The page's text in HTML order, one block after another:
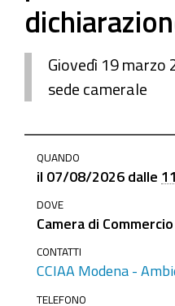
Giovedì 19 marzo
sede camerale
legalita-
mercato/ambiente/
mud-
2015-
seminario-
gratuito-
per-
QUANDO
il 07/08/2026 dalle
DOVE
Camera di
CONTATTI
CCIAA Modena -
TELEFONO